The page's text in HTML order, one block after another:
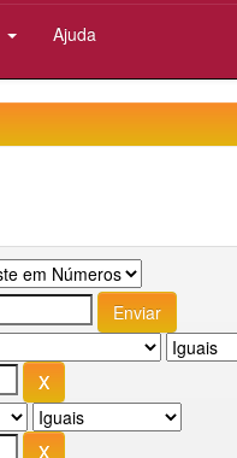
Ajuda